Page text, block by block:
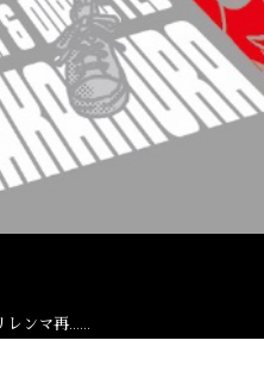
レンマ再……